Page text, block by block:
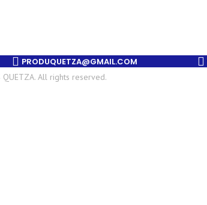
PRODUQUETZA@GMAIL.COM​
QUETZA. All rights reserved.